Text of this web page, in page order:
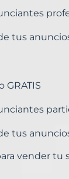
tus
GRATIS
tus
vender tu